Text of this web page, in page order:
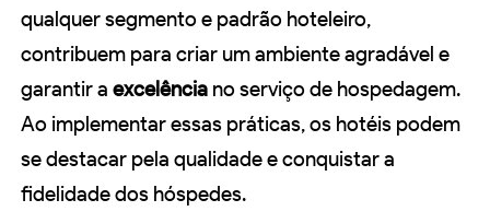
qualquer segmento e padrão hoteleiro,
contribuem para criar um ambiente agradável e
garantir a excelência no serviço de hospedagem.
Ao implementar essas práticas, os hotéis podem
se destacar pela qualidade e conquistar a
fidelidade dos hóspedes.